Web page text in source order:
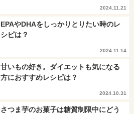
2024.11.21
EPAやDHAをしっかりとりたい時のレ
シピは？
2024.11.14
甘いもの好き。ダイエットも気になる
方におすすめレシピは？
2024.10.31
さつま芋のお菓子は糖質制限中にどう